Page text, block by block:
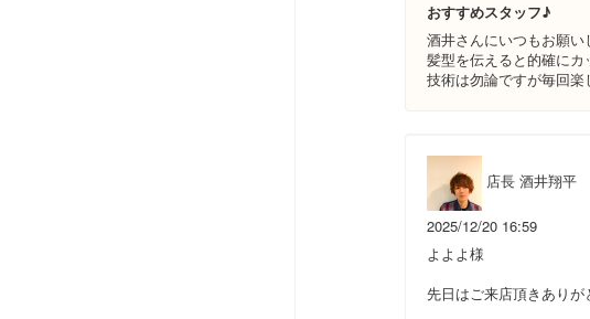
おすすめスタッフ♪
酒井さんにいつもお願
髪型を伝えると的確にカ
技術は勿論ですが毎回
店長 酒井翔平
2025/12/20 16:59
よよよ様
先日はご来店頂きありが